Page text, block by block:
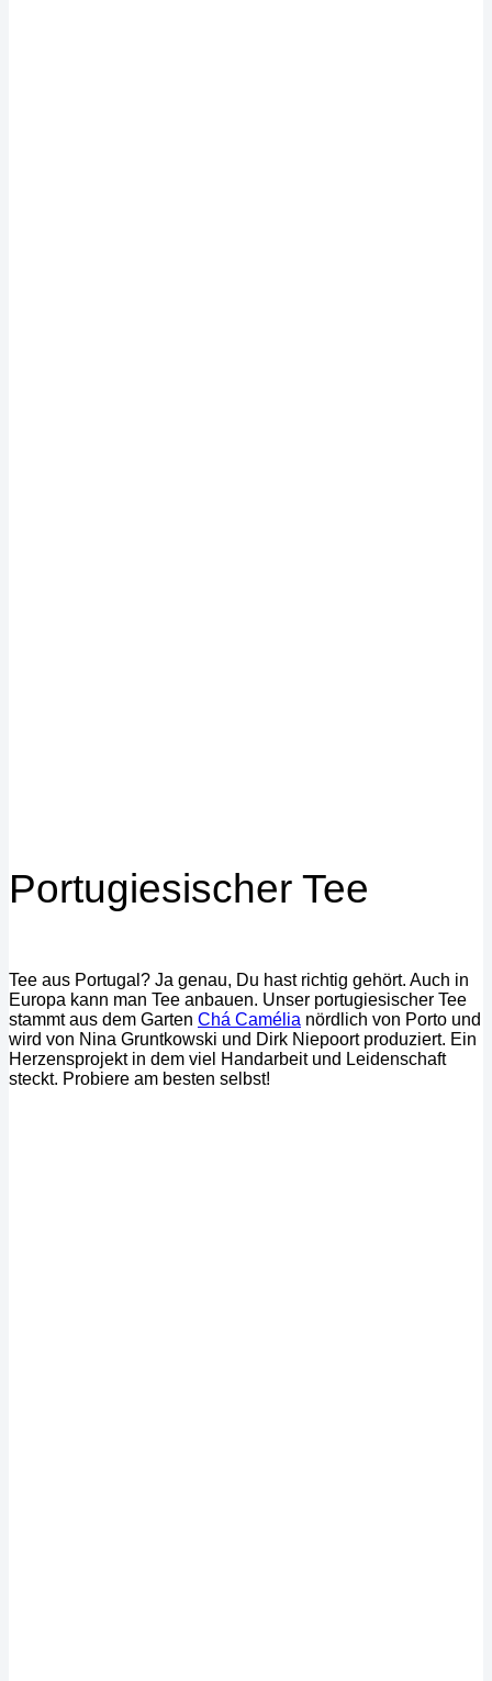
Portugiesischer Tee
Tee aus Portugal? Ja genau, Du hast richtig gehört. Auch in
Europa kann man Tee anbauen. Unser portugiesischer Tee
stammt aus dem Garten Chá Camélia nördlich von Porto und
wird von Nina Gruntkowski und Dirk Niepoort produziert. Ein
Herzensprojekt in dem viel Handarbeit und Leidenschaft
steckt. Probiere am besten selbst!